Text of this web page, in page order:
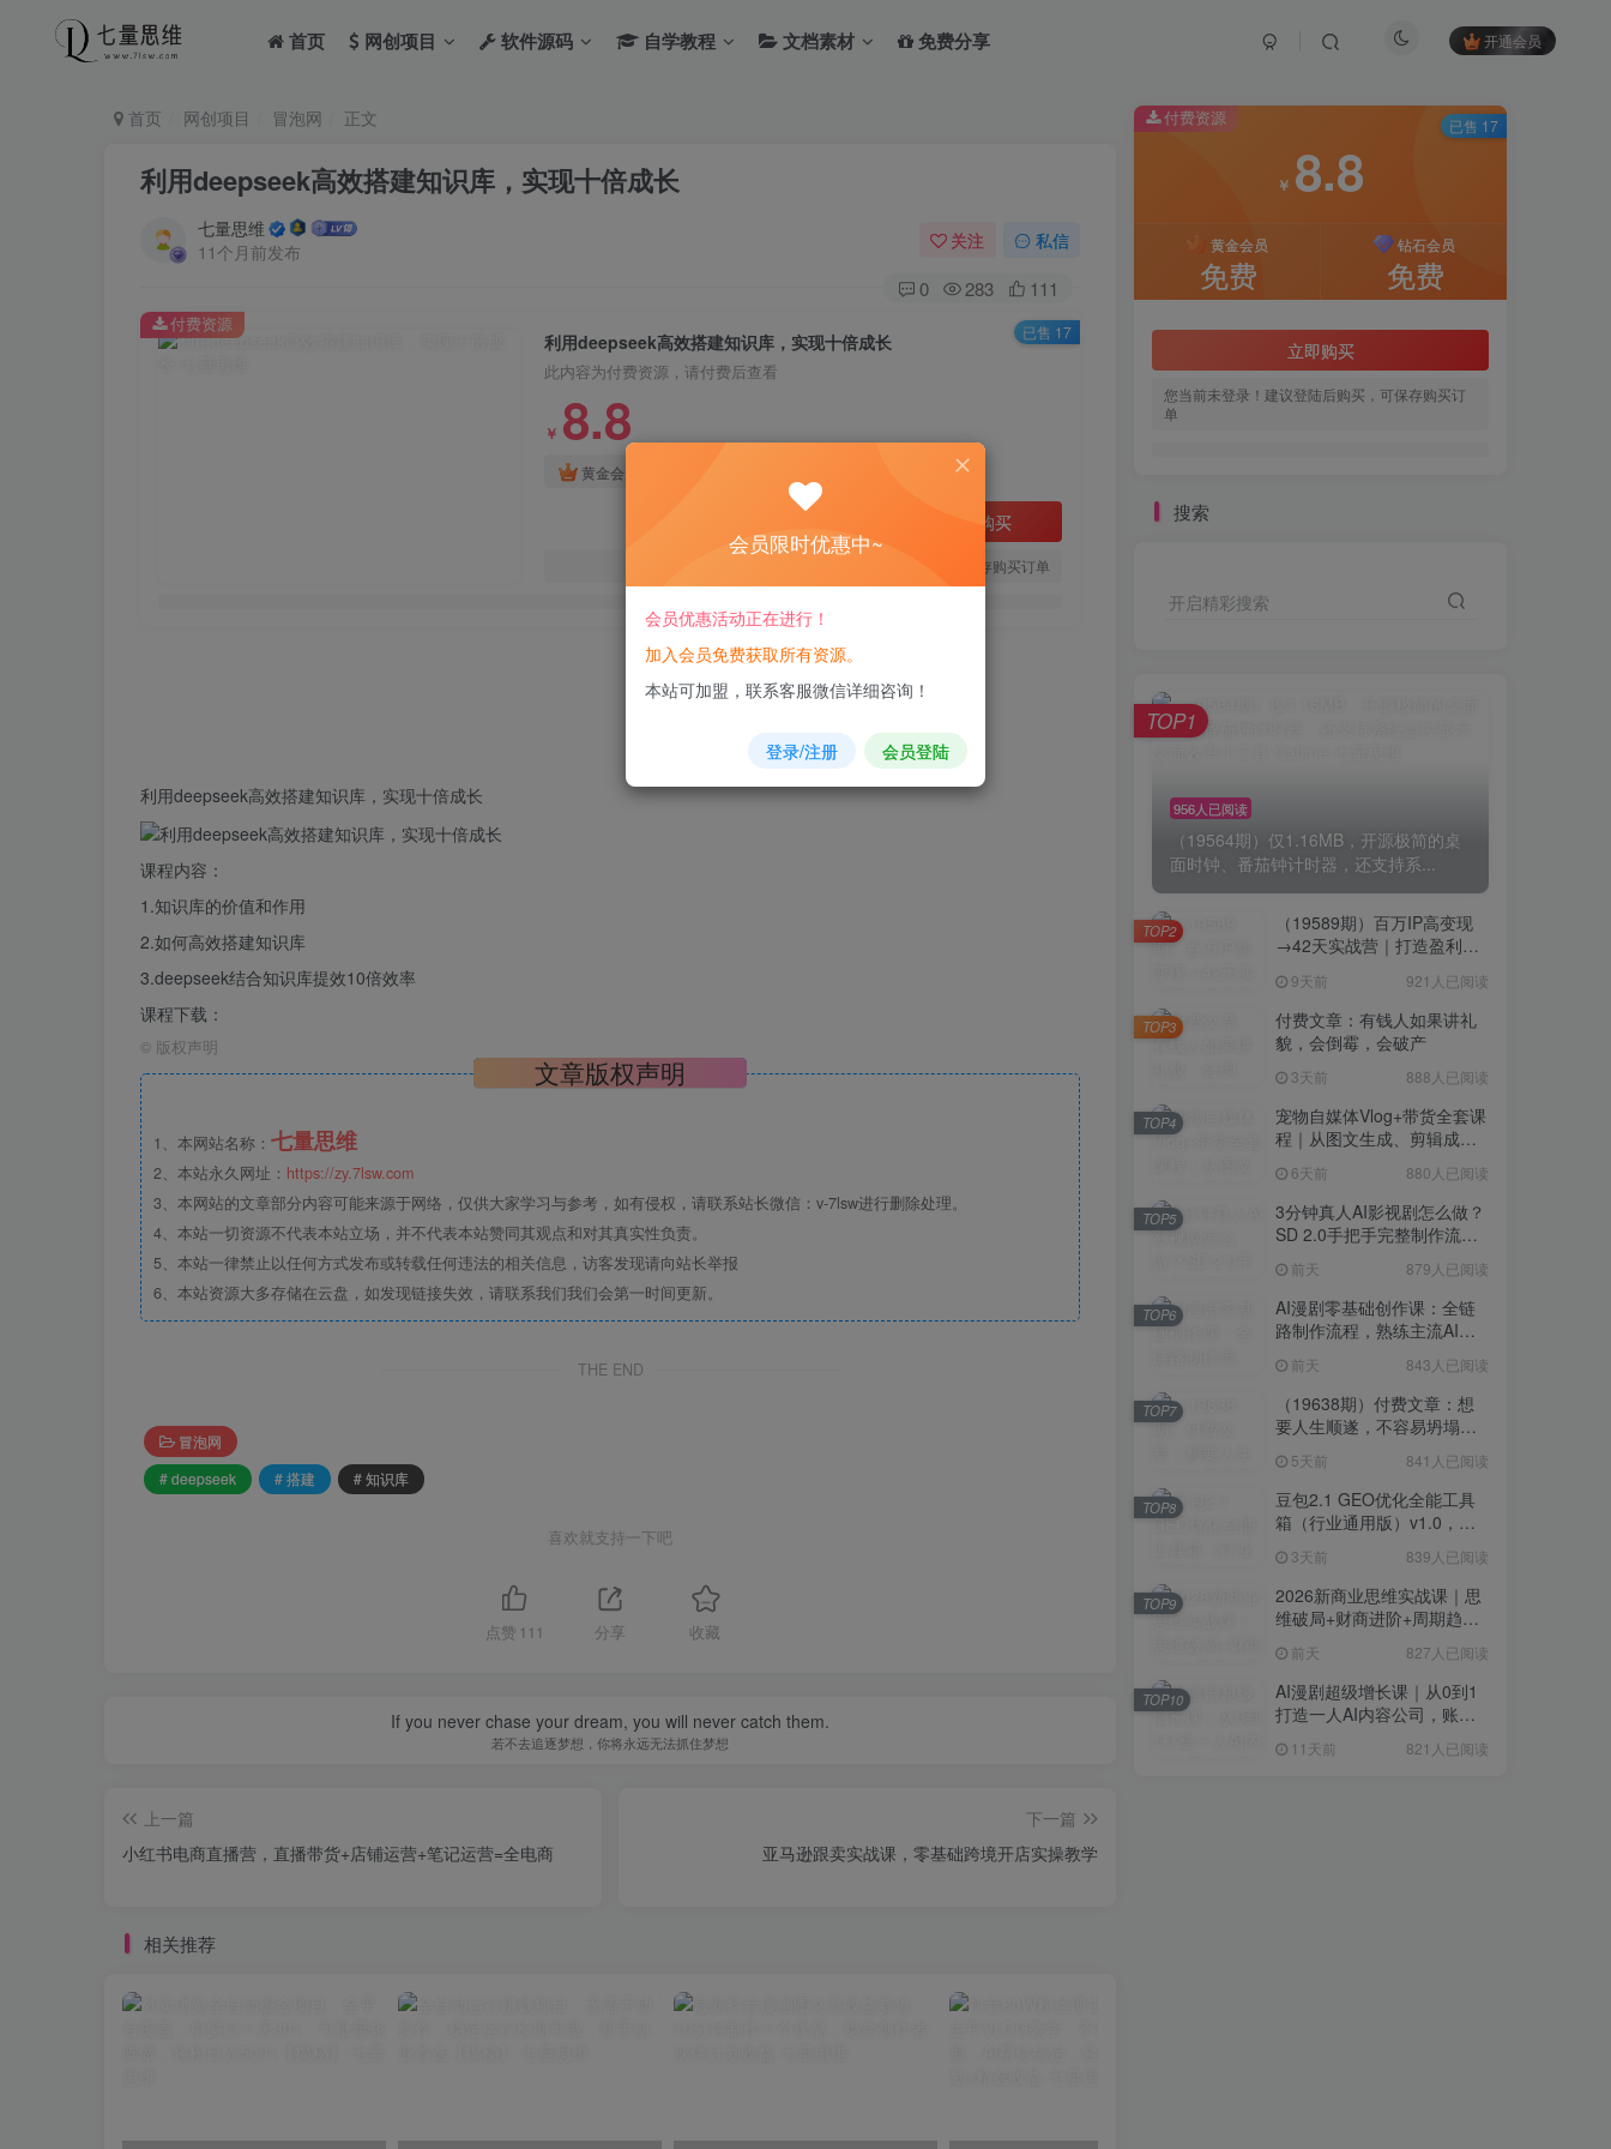
首页 网创项目 软件源码 自学教程 文档素材 免费分享 开通会员
首页 网创项目 冒泡网 正文
利用deepseek高效搭建知识库，实现十倍成长
七量思维
11个月前发布
关注 私信
0 283 111
利用deepseek高效搭建知识库，实现十倍成长
此内容为付费资源，请付费后查看
￥ 8.8
黄金会员
立即购买
您当前未登录！建议登陆后购买，可保存购买订单
付费资源 已售 17
利用deepseek高效搭建知识库 ，实现十倍成长
课程内容：
1.知识库的价值和作用
2.如何高效搭建知识库
3.deepseek结合知识库提效10倍效率
课程下载：
© 版权声明
文章版权声明
1、本网站名称： 七量思维
2、本站永久网址： https://zy.7lsw.com
3、本网站的文章部分内容可能来源于网络，仅供大家学习与参考，如有侵权，请联系站长微信：v-7lsw进行删除处理。
4、本站一切资源不代表本站立场，并不代表本站赞同其观点和对其真实性负责。
5、本站一律禁止以任何方式发布或转载任何违法的相关信息，访客发现请向站长举报
6、本站资源大多存储在云盘，如发现链接失效，请联系我们我们会第一时间更新。
THE END
冒泡网
# deepseek
# 搭建 # 知识库
喜欢就支持一下吧
点赞 111 分享 收藏
If you never chase your dream, you will never catch them.
若不去追逐梦想，你将永远无法抓住梦想
上一篇
小红书电商直播营，直播带货+店铺运营+笔记运营=全电商
下一篇
亚马逊跟卖实战课，零基础跨境开店实操教学
相关推荐
付费资源
￥ 8.8
黄金会员
免费
钻石会员
免费
立即购买
您当前未登录！建议登陆后购买，可保存购买订
单
已售 17
搜索
开启精彩搜索
956人已阅读
（19564期）仅1.16MB，开源极简的桌
面时钟、番茄钟计时器，还支持系...
TOP1
（19589期）百万IP高变现
→42天实战营｜打造盈利赚
域转化批量成交积累客户案
例
9天前 921人已阅读
TOP2
付费文章：有钱人如果讲礼
貌，会倒霉，会破产
3天前 888人已阅读
TOP3
宠物自媒体Vlog+带货全套课
程｜从图文生成、剪辑成片
6天前 880人已阅读
TOP4
3分钟真人AI影视剧怎么做？
SD 2.0手把手完整制作流程
无限生成
前天 879人已阅读
TOP5
AI漫剧零基础创作课：全链
路制作流程，熟练主流AI工
前天 843人已阅读
TOP6
（19638期）付费文章：想
要人生顺遂，不容易坍塌，
5天前 841人已阅读
TOP7
豆包2.1 GEO优化全能工具
箱（行业通用版）v1.0，会
景 3天前 839人已阅读
TOP8
2026新商业思维实战课｜思
维破局+财商进阶+周期趋势
度解析全体系
前天 827人已阅读
TOP9
AI漫剧超级增长课｜从0到1
打造一人AI内容公司，账号
流程实战
11天前 821人已阅读
TOP10
会员限时优惠中~
会员优惠活动正在进行！
加入会员免费获取所有资源。
本站可加盟，联系客服微信详细咨询！
登录/注册 会员登陆